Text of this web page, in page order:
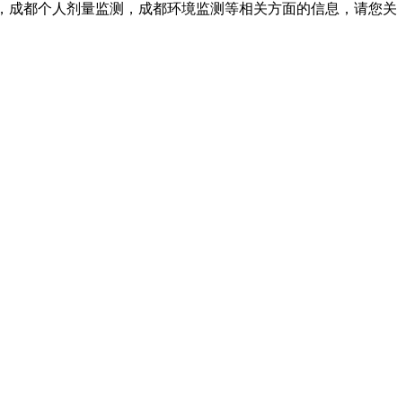
，成都个人剂量监测，成都环境监测等相关方面的信息，请您